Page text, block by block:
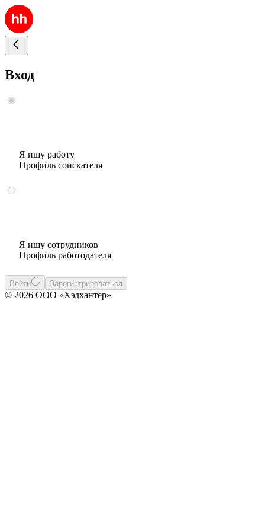
Вход
Я ищу работу
Профиль соискателя
Я ищу сотрудников
Профиль работодателя
Войти Зарегистрироваться
© 2026 ООО «Хэдхантер»